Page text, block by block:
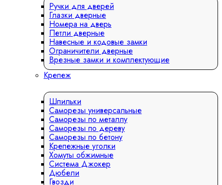
Ручки для дверей
Глазки дверные
Номера на дверь
Петли дверные
Навесные и кодовые замки
Ограничители дверные
Врезные замки и комплектующие
Крепеж
Шпильки
Саморезы универсальные
Саморезы по металлу
Саморезы по дереву
Саморезы по бетону
Крепежные уголки
Хомуты обжимные
Система Джокер
Дюбели
Гвозди